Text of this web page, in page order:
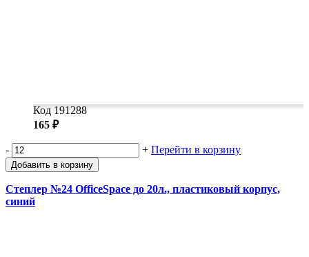
Код 191288
165 ₽
- + Перейти в корзину
Добавить в корзину
Степлер №24 OfficeSpace до 20л., пластиковый корпус,
синий